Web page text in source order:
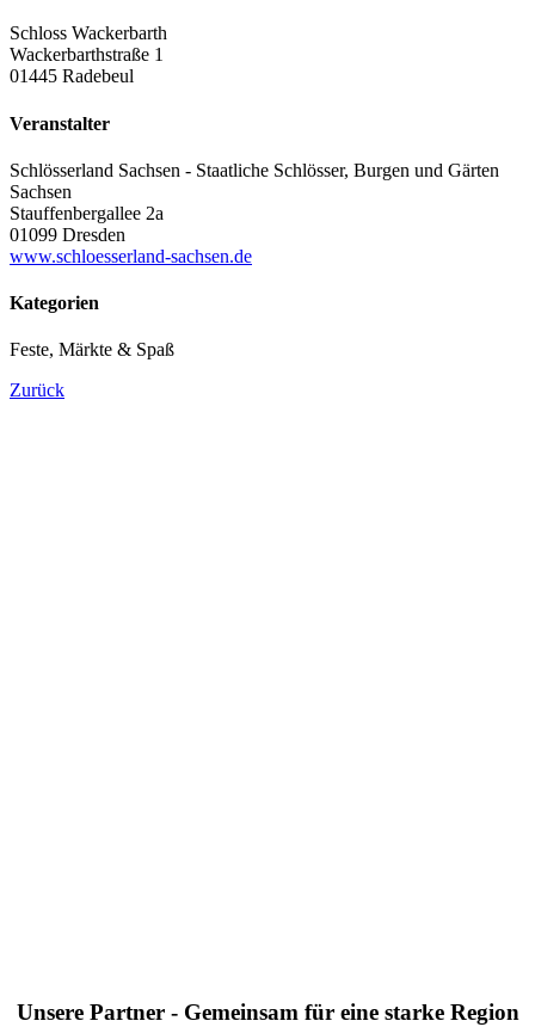
Schloss Wackerbarth
Wackerbarthstraße 1
01445 Radebeul
Veranstalter
Schlösserland Sachsen - Staatliche Schlösser, Burgen und Gärten
Sachsen
Stauffenbergallee 2a
01099 Dresden
www.schloesserland-sachsen.de
Kategorien
Feste, Märkte & Spaß
Zurück
Unsere Partner - Gemeinsam für eine starke Region